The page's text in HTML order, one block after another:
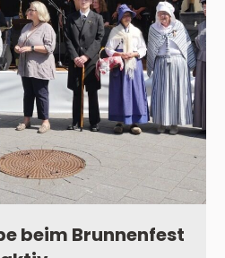
beim Brunnenfest